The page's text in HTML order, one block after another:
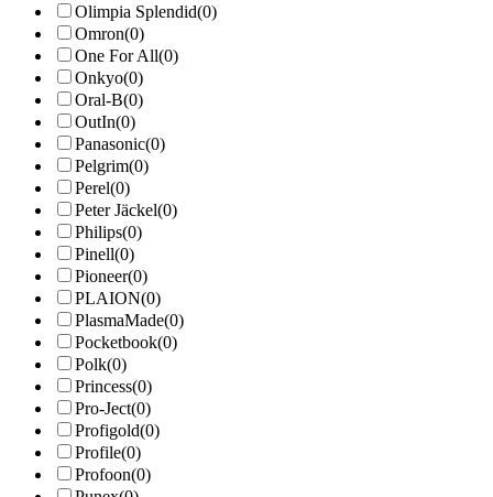
Olimpia Splendid(0)
Omron(0)
One For All(0)
Onkyo(0)
Oral-B(0)
OutIn(0)
Panasonic(0)
Pelgrim(0)
Perel(0)
Peter Jäckel(0)
Philips(0)
Pinell(0)
Pioneer(0)
PLAION(0)
PlasmaMade(0)
Pocketbook(0)
Polk(0)
Princess(0)
Pro-Ject(0)
Profigold(0)
Profile(0)
Profoon(0)